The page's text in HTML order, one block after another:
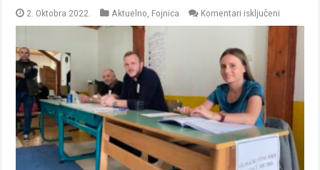
2. Oktobra 2022. Aktuelno Fojnica Komentari isključeni
Do
Fojnici
glasalo
3779
birača